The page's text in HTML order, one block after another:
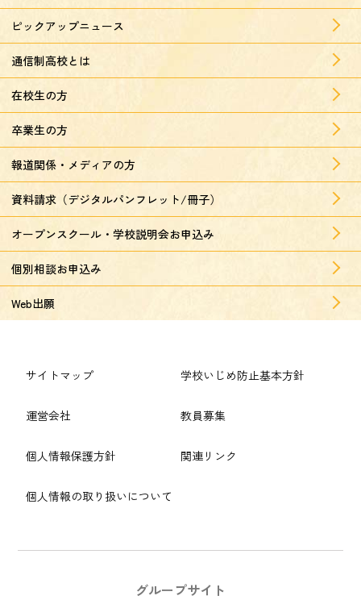
ピックアップニュース
通信制高校とは
在校生の方
卒業生の方
報道関係・メディアの方
資料請求（デジタルパンフレット/冊子）
オープンスクール・学校説明会お申込み
個別相談お申込み
Web出願
サイトマップ
運営会社
個人情報保護方針
個人情報の取り扱いについて
学校いじめ防止基本方針
教員募集
関連リンク
グループサイト